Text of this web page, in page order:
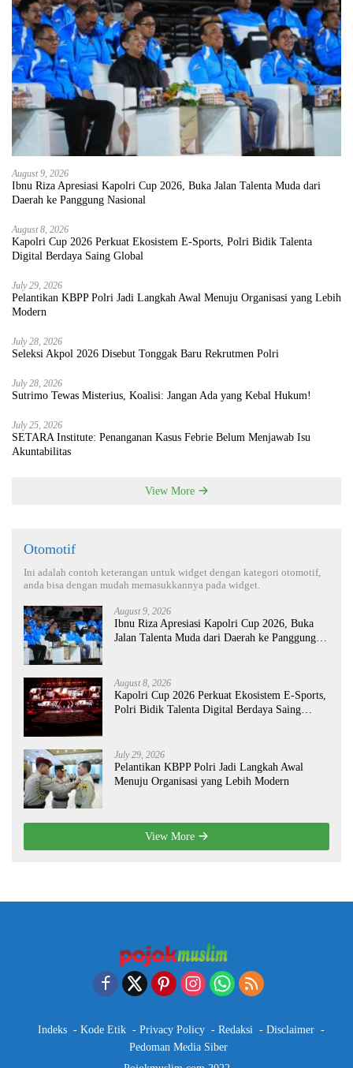
August 9, 2026
Ibnu Riza Apresiasi Kapolri Cup 2026, Buka Jalan Talenta Muda dari
Daerah ke Panggung Nasional
August 8, 2026
Kapolri Cup 2026 Perkuat Ekosistem E-Sports, Polri Bidik Talenta
Digital Berdaya Saing Global
July 29, 2026
Pelantikan KBPP Polri Jadi Langkah Awal Menuju Organisasi yang Lebih
Modern
July 28, 2026
Seleksi Akpol 2026 Disebut Tonggak Baru Rekrutmen Polri
July 28, 2026
Sutrimo Tewas Misterius, Koalisi: Jangan Ada yang Kebal Hukum!
July 25, 2026
SETARA Institute: Penanganan Kasus Febrie Belum Menjawab Isu
Akuntabilitas
View More
Otomotif
Ini adalah contoh keterangan untuk widget dengan kategori otomotif,
anda bisa dengan mudah memasukkannya pada widget.
August 9, 2026
Ibnu Riza Apresiasi Kapolri Cup 2026, Buka
Jalan Talenta Muda dari Daerah ke Panggung
August 8, 2026
Kapolri Cup 2026 Perkuat Ekosistem E-Sports,
Polri Bidik Talenta Digital Berdaya Saing
July 29, 2026
Pelantikan KBPP Polri Jadi Langkah Awal
Menuju Organisasi yang Lebih Modern
View More
Indeks Kode Etik Privacy Policy Redaksi
Disclaimer
Pedoman Media Siber